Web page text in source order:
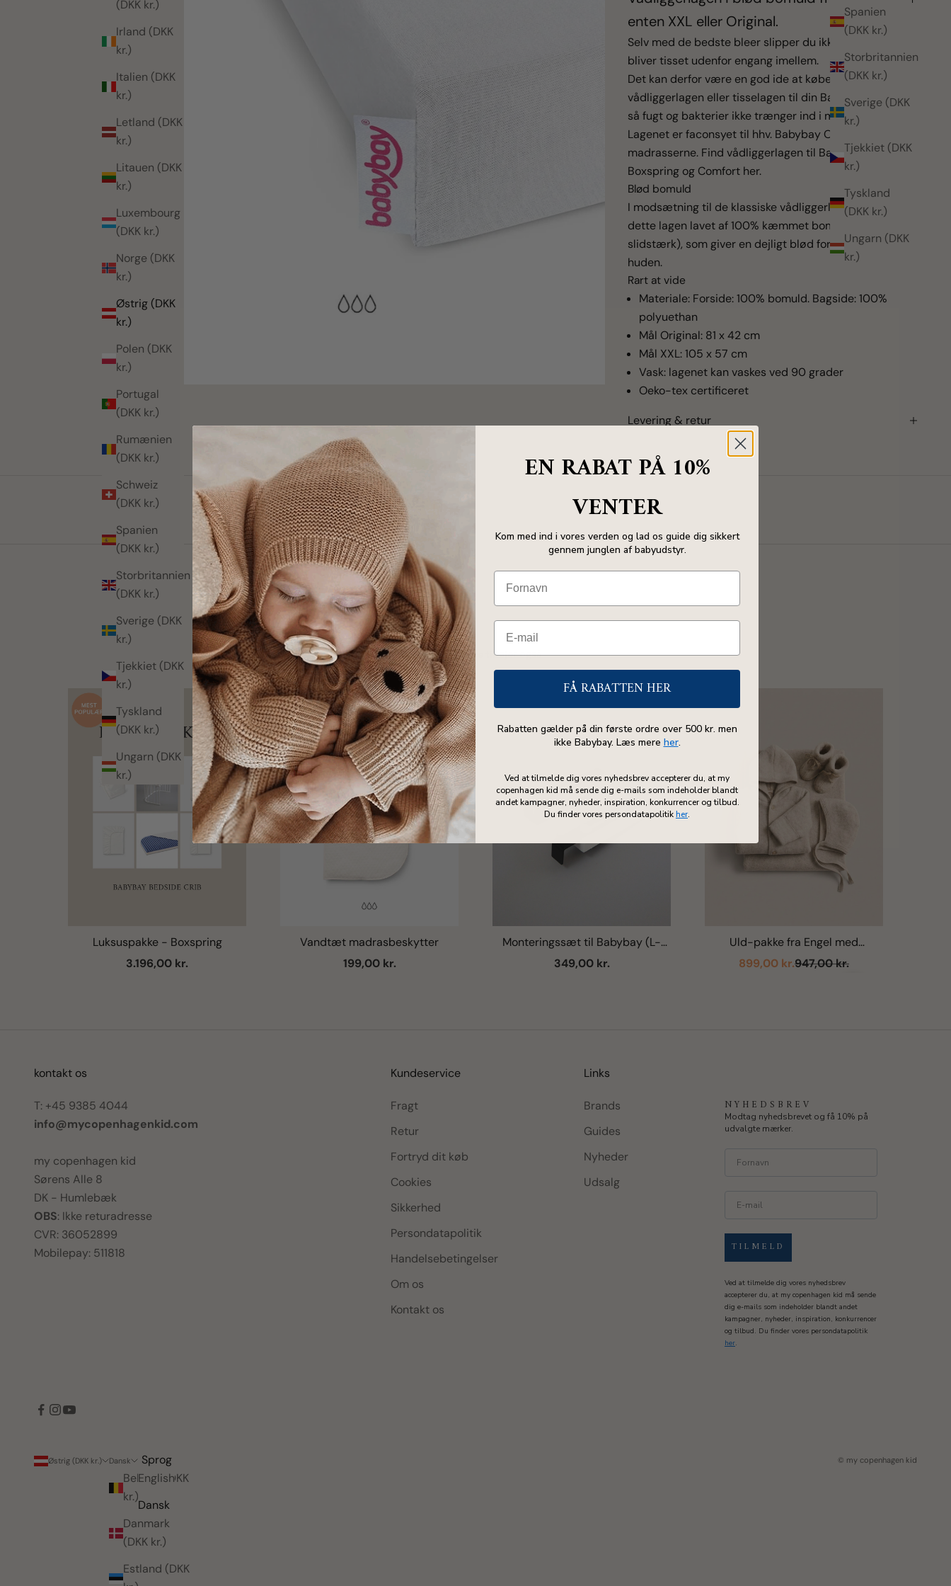
Spanien
(DKK kr.)
Storbritannien
(DKK kr.)
Sverige (DKK
kr.)
Tjekkiet (DKK
kr.)
Tyskland
(DKK kr.)
Ungarn (DKK
kr.)
(DKK kr.)
Irland (DKK
kr.)
Italien (DKK
kr.)
Letland (DKK
kr.)
Litauen (DKK
kr.)
Luxembourg
(DKK kr.)
Norge (DKK
kr.)
Østrig (DKK
kr.)
Polen (DKK
kr.)
Portugal
(DKK kr.)
Rumænien
(DKK kr.)
Schweiz
(DKK kr.)
Spanien
(DKK kr.)
Storbritannien
(DKK kr.)
Sverige (DKK
kr.)
Tjekkiet (DKK
kr.)
Tyskland
(DKK kr.)
Ungarn (DKK
kr.)
enten XXL eller Original.
Selv med de bedste bleer slipper du ikke for, at der
bliver tisset udenfor engang imellem.
Det kan derfor være en god ide at købe dette
vådliggerlagen eller tisselagen til din Babybay madras,
så fugt og bakterier ikke trænger ind i madrassen.
Lagenet er faconsyet til hhv. Babybay Original og XXL
madrasserne. Find vådliggerlagen til Babybay Maxi,
Boxspring og Comfort her.
Blød bomuld
I modsætning til de klassiske vådliggerlagner i froté, er
dette lagen lavet af 100% kæmmet bomuld (særligt
slidstærk), som giver en dejligt blød fornemmelse mod
huden.
Rart at vide
Materiale: Forside: 100% bomuld. Bagside: 100%
polyuethan
Mål Original: 81 x 42 cm
Mål XXL: 105 x 57 cm
Vask: lagenet kan vaskes ved 90 grader
Oeko-tex certificeret
Levering & retur
Andre forældre tilføjer også
Luksuspakke - Boxspring
Salgspris
3.196,00 kr.
Vandtæt madrasbeskytter
Salgspris
199,00 kr.
Monteringssæt til Babybay (L-
kroge) - Flere farver
Salgspris
349,00 kr.
Uld-pakke fra Engel med
køredragt, kyse & futter
Salgspris
899,00 kr.Normalpris
947,00 kr.
kontakt os
T: +45 9385 4044
info@mycopenhagenkid.com
my copenhagen kid
Sørens Alle 8
DK - Humlebæk
OBS: Ikke returadresse
CVR: 36052899
Mobilepay: 511818
Kundeservice
Fragt
Retur
Fortryd dit køb
Cookies
Sikkerhed
Persondatapolitik
Handelsebetingelser
Om os
Kontakt os
Links
Brands
Guides
Nyheder
Udsalg
NYHEDSBREV
Modtag nyhedsbrevet og få 10% på
udvalgte mærker.
TILMELD
Ved at tilmelde dig vores nyhedsbrev
accepterer du, at my copenhagen kid må sende
dig e-mails som indeholder blandt andet
kampagner, nyheder, inspiration, konkurrencer
og tilbud. Du finder vores persondatapolitik
her.
Østrig (DKK kr.)
Land
Belgien (DKK
kr.)
Danmark
(DKK kr.)
Estland (DKK
Dansk
Sprog
English
Dansk
© my copenhagen kid
EN RABAT PÅ 10%
VENTER
Kom med ind i vores verden og lad os guide dig sikkert
gennem junglen af babyudstyr.
FÅ RABATTEN HER
Rabatten gælder på din første ordre over 500 kr. men
ikke Babybay. Læs mere her.
Ved at tilmelde dig vores nyhedsbrev accepterer du, at my
copenhagen kid må sende dig e-mails som indeholder blandt
andet kampagner, nyheder, inspiration, konkurrencer og tilbud.
Du finder vores persondatapolitikher.